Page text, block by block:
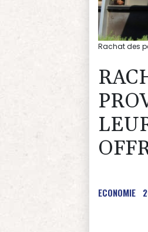
Rachat des
ECONOMIE